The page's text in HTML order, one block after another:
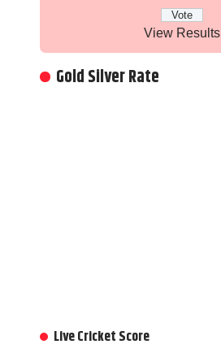
View Results
Gold Silver Rate
Live Cricket Score